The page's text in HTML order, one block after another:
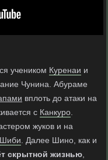
учеником Куренаи и
Чунина. Абураме
вплоть до атаки на
с Канкуро
жуков и на
Шиби . Далее Шино, как и
скрытной жизнью